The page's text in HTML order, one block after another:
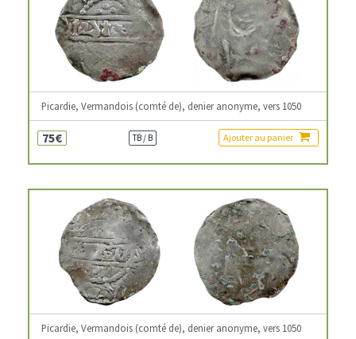
Picardie, Vermandois (comté de), denier anonyme, vers 1050
75€ TB / B Ajouter au panier
Picardie, Vermandois (comté de), denier anonyme, vers 1050